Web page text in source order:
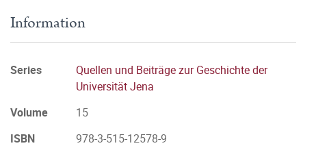
Information
Series
Quellen und Beiträge zur Geschichte der
Universität Jena
Volume
15
ISBN
978-3-515-12578-9